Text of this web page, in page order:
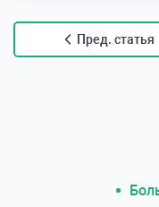
Пред. статья